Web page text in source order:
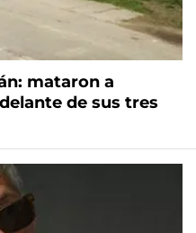
mataron a
de sus tres